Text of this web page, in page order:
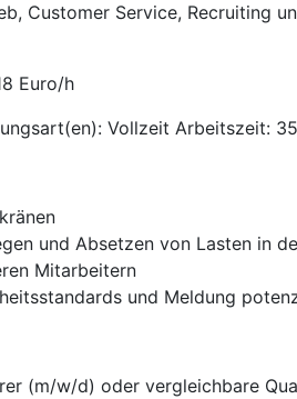
Customer Service, Recruiting
Euro/h
Vollzeit Arbeitszeit:
und Absetzen von Lasten in
Mitarbeitern
und Meldung
(m/w/d) oder vergleichbare